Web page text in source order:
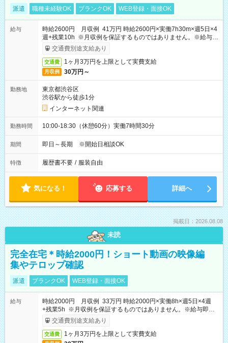
派遣 職種未経験OK ブランクOK WEB登録・面接OK
給与
時給2600円 月収例 41万円 時給2600円×実働7h30m×週5日×4
週+残業10h ※月収例を保証するものではありません。※給与即
受取りサービス利用可（利用条件有）
交通費別途支給あり
交通費 1ヶ月3万円を上限として実費支給
月収例 30万円～
勤務地
東京都渋谷区
渋谷駅から徒歩1分
インターネット関連
勤務時間 10:00-18:30（休憩60分）実働7時間30分
期間 即日～長期 ※開始日相談OK
特徴 履歴書不要 / 服装自由
気になる！ 応募する 詳細へ
掲載日：2026.08.08
未読
完全在宅＊時給2000円！ショート動画の映像編
集やテロップ確認
派遣 ブランクOK WEB登録・面接OK
給与
時給2000円 月収例 33万円 時給2000円×実働8h×週5日×4週
+残業5h ※月収例を保証するものではありません。※給与即受
取りサービス利用可（利用条件有）
交通費別途支給あり
交通費 1ヶ月3万円を上限として実費支給